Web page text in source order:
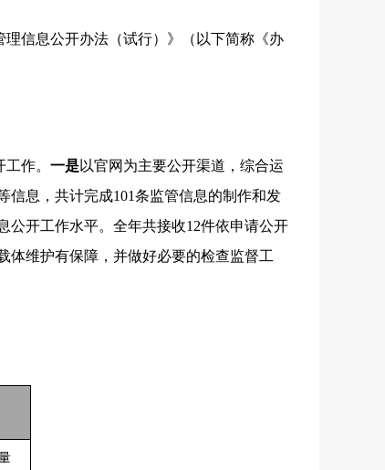
信息公开办法（试行）》（以下简称《办
作。 一是以官网为主要公开渠道，综合运
信息，共计完成101条监管信息的制作和发
公开工作水平。 全年共接收12件依申请公开
体维护有保障，并做好必要的检查监督工